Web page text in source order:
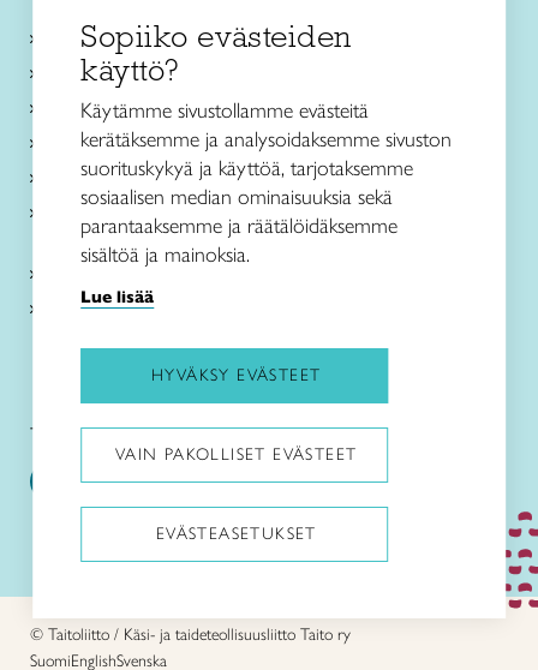
Käsityökurssit ja koulutus
Ajankohtaista
Käsityöohjeet
Me olemme Taito
Paikallinen toiminta
Verkkokaupat
Kirjaudu Arviin
Kirjaudu Taitocampukseen
Taitoliitto: Taito-lehti:
© Taitoliitto / Käsi- ja taideteollisuusliitto Taito ry
SuomiEnglishSvenska
Sopiiko evästeiden
käyttö?
Käytämme sivustollamme evästeitä
kerätäksemme ja analysoidaksemme sivuston
suorituskykyä ja käyttöä, tarjotaksemme
sosiaalisen median ominaisuuksia sekä
parantaaksemme ja räätälöidäksemme
sisältöä ja mainoksia.
Lue lisää
HYVÄKSY EVÄSTEET
VAIN PAKOLLISET EVÄSTEET
EVÄSTEASETUKSET